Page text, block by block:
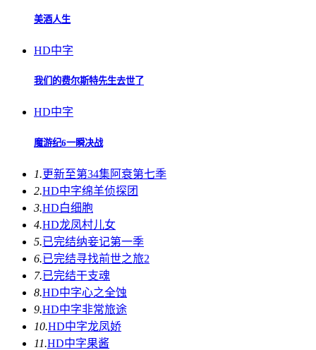
美酒人生
HD中字
我们的费尔斯特先生去世了
HD中字
魔游纪6一瞬决战
1.更新至第34集阿衰第七季
2.HD中字绵羊侦探团
3.HD白细胞
4.HD龙凤村儿女
5.已完结纳妾记第一季
6.已完结寻找前世之旅2
7.已完结干支魂
8.HD中字心之全蚀
9.HD中字非常旅途
10.HD中字龙凤娇
11.HD中字果酱